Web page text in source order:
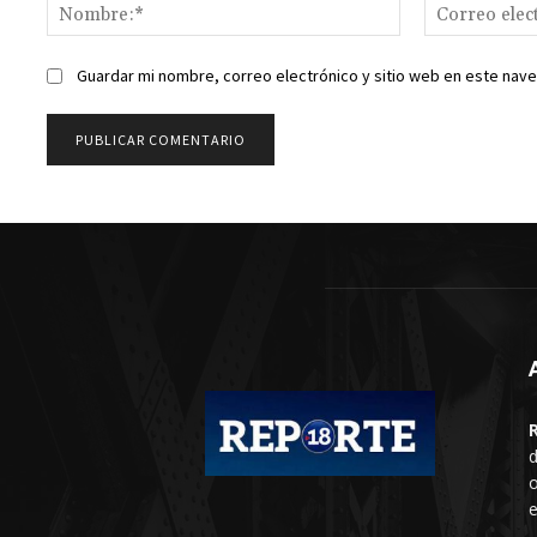
Nombre:*
Guardar mi nombre, correo electrónico y sitio web en este